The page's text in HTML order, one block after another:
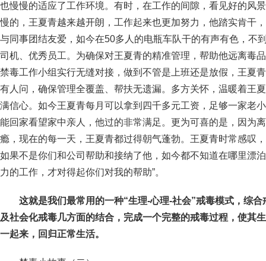
也慢慢的适应了工作环境。有时，在工作的间隙，看见好的风
慢的，王夏青越来越开朗，工作起来也更加努力，他踏实肯干
与同事团结友爱，如今在50多人的电瓶车队干的有声有色，不
司机、优秀员工。为确保对王夏青的精准管理，帮助他远离毒
禁毒工作小组实行无缝对接，做到不管是上班还是放假，王夏
有人问，确保管理全覆盖、帮扶无遗漏。多方关怀，温暖着王
满信心。如今王夏青每月可以拿到四千多元工资，足够一家老
能回家看望家中亲人，他过的非常满足。更为可喜的是，因为
瘾，现在的每一天，王夏青都过得朝气蓬勃。王夏青时常感叹
如果不是你们和公司帮助和接纳了他，如今都不知道在哪里漂
力的工作，才对得起你们对我的帮助”。
这就是我们最常用的一种“生理-心理-社会”戒毒模式，综
及社会化戒毒几方面的结合，完成一个完整的戒毒过程，使其
一起来，回归正常生活。